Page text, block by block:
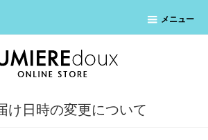
メニュー
け日時の変更について